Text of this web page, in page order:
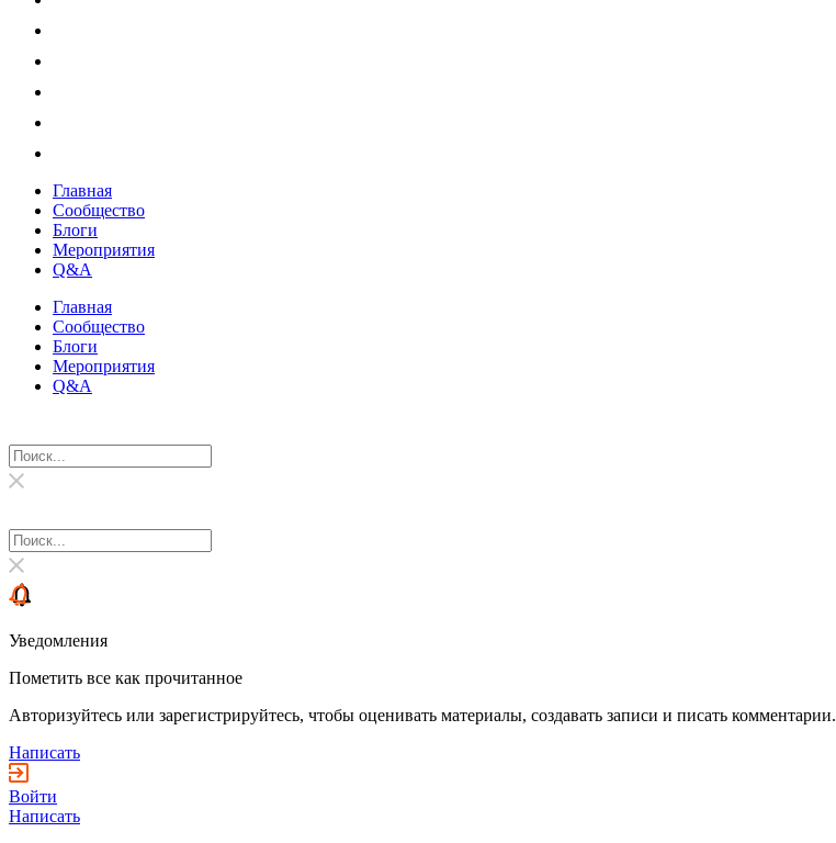
Главная
Сообщество
Блоги
Мероприятия
Q&A
Главная
Сообщество
Блоги
Мероприятия
Q&A
Уведомления
Пометить все как прочитанное
Авторизуйтесь или зарегистрируйтесь, чтобы оценивать материалы, создавать записи и писать комментарии.
Написать
Войти
Написать